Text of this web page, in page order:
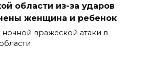
области из-за ударов
женщина и ребенок
ночной вражеской атаки в